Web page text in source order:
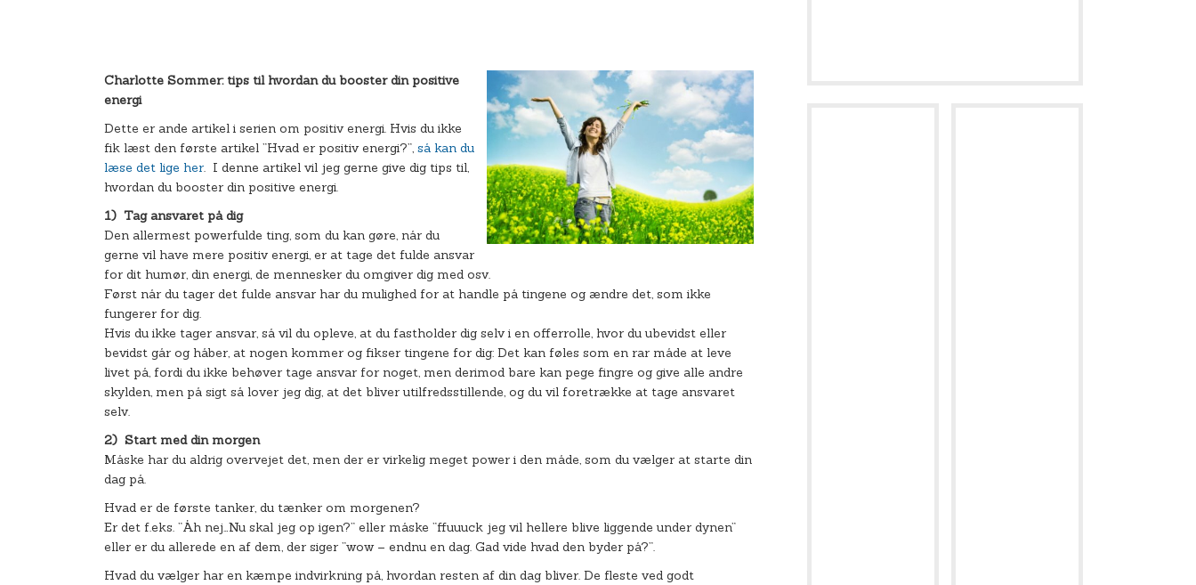
Charlotte Sommer:tips til hvordan du booster din positive
energi
Dette er ande artikel i serien om positiv energi. Hvis du ikke
fik læst den første artikel ”Hvad er positiv energi?”, så kan du
læse det lige her. I denne artikel vil jeg gerne give dig tips til,
hvordan du booster din positive energi.
1) Tag ansvaret på dig
Den allermest powerfulde ting, som du kan gøre, når du
gerne vil have mere positiv energi, er at tage det fulde ansvar
for dit humør, din energi, de mennesker du omgiver dig med osv.
Først når du tager det fulde ansvar har du mulighed for at handle på tingene og ændre det, som ikke
fungerer for dig.
Hvis du ikke tager ansvar, så vil du opleve, at du fastholder dig selv i en offerrolle, hvor du ubevidst eller
bevidst går og håber, at nogen kommer og fikser tingene for dig: Det kan føles som en rar måde at leve
livet på, fordi du ikke behøver tage ansvar for noget, men derimod bare kan pege fingre og give alle andre
skylden, men på sigt så lover jeg dig, at det bliver utilfredsstillende, og du vil foretrække at tage ansvaret
selv.
2) Start med din morgen
Måske har du aldrig overvejet det, men der er virkelig meget power i den måde, som du vælger at starte din
dag på.
Hvad er de første tanker, du tænker om morgenen?
Er det f.eks. ”Åh nej…Nu skal jeg op igen?” eller måske ”ffuuuck jeg vil hellere blive liggende under dynen”
eller er du allerede en af dem, der siger ”wow – endnu en dag. Gad vide hvad den byder på?”.
Hvad du vælger har en kæmpe indvirkning på, hvordan resten af din dag bliver. De fleste ved godt